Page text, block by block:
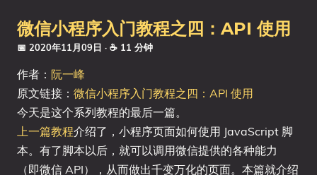
微信小程序入门教程之四：API 使用
📅 2020年11月09日 · ☕ 11 分钟
作者： 阮一峰
原文链接： 微信小程序入门教程之四：API 使用
今天是这个系列教程的最后一篇。
上一篇教程介绍了，小程序页面如何使用 JavaScript 脚
本。有了脚本以后，就可以调用微信提供的各种能力
（即微信 API），从而做出千变万化的页面。本篇就介绍